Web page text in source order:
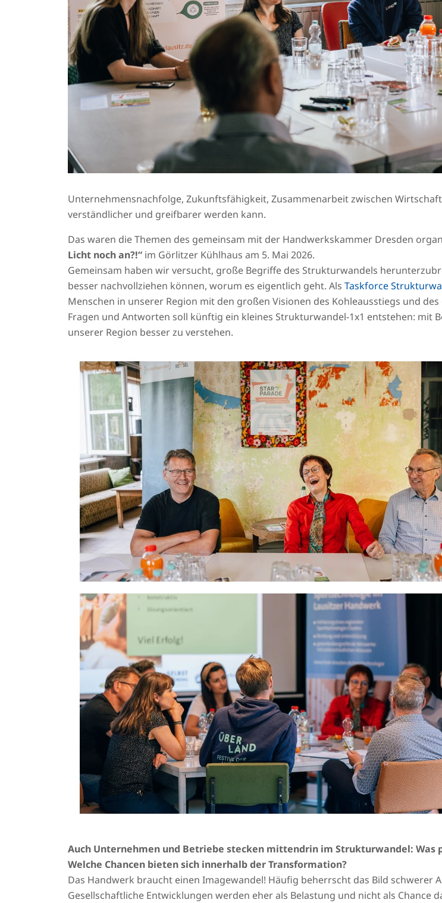
Unternehmensnachfolge, Zukunftsfähigkeit, Zusammenarbeit zwischen
verständlicher und greifbarer werden kann.
Das waren die Themen des gemeinsam mit der Handwerkskammer Dresden
Licht noch an?!“ im Görlitzer Kühlhaus am 5. Mai 2026.
Gemeinsam haben wir versucht, große Begriffe des Strukturwandels
besser nachvollziehen können, worum es eigentlich geht. Als Taskforce
Menschen in unserer Region mit den großen Visionen des Kohleausstiegs und
Fragen und Antworten soll künftig ein kleines Strukturwandel-1x1 entstehen: mit
unserer Region besser zu verstehen.
Auch Unternehmen und Betriebe stecken mittendrin im Strukturwandel:
Welche Chancen bieten sich innerhalb der Transformation?
Das Handwerk braucht einen Imagewandel! Häufig beherrscht das Bild schwerer
Gesellschaftliche Entwicklungen werden eher als Belastung und nicht als Chance